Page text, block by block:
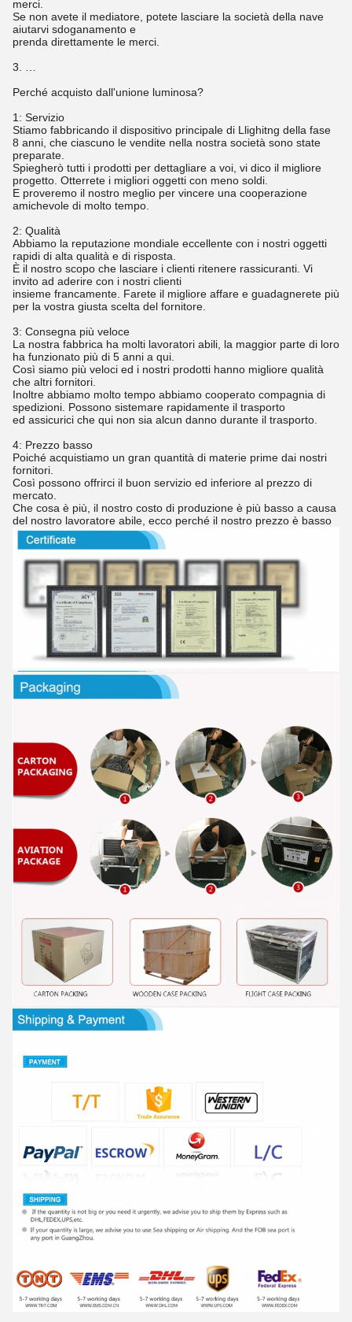
merci.
Se non avete il mediatore, potete lasciare la società della nave
aiutarvi sdoganamento e
prenda direttamente le merci.
3. …
Perché acquisto dall'unione luminosa?
1: Servizio
Stiamo fabbricando il dispositivo principale di Llighitng della fase
8 anni, che ciascuno le vendite nella nostra società sono state
preparate.
Spiegherò tutti i prodotti per dettagliare a voi, vi dico il migliore
progetto. Otterrete i migliori oggetti con meno soldi.
E proveremo il nostro meglio per vincere una cooperazione
amichevole di molto tempo.
2: Qualità
Abbiamo la reputazione mondiale eccellente con i nostri oggetti
rapidi di alta qualità e di risposta.
È il nostro scopo che lasciare i clienti ritenere rassicuranti. Vi
invito ad aderire con i nostri clienti
insieme francamente. Farete il migliore affare e guadagnerete più
per la vostra giusta scelta del fornitore.
3: Consegna più veloce
La nostra fabbrica ha molti lavoratori abili, la maggior parte di loro
ha funzionato più di 5 anni a qui.
Così siamo più veloci ed i nostri prodotti hanno migliore qualità
che altri fornitori.
Inoltre abbiamo molto tempo abbiamo cooperato compagnia di
spedizioni. Possono sistemare rapidamente il trasporto
ed assicurici che qui non sia alcun danno durante il trasporto.
4: Prezzo basso
Poiché acquistiamo un gran quantità di materie prime dai nostri
fornitori.
Così possono offrirci il buon servizio ed inferiore al prezzo di
mercato.
Che cosa è più, il nostro costo di produzione è più basso a causa
del nostro lavoratore abile, ecco perché il nostro prezzo è basso